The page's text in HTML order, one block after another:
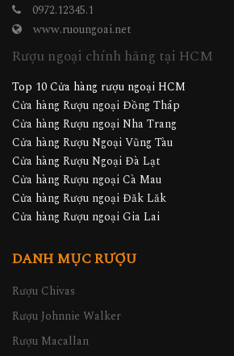
0972.12345.1
www.ruoungoai.net
Rượu ngoại chính hãng tại HCM
Top 10 Cửa hàng rượu ngoại HCM
Cửa hàng Rượu ngoại Đồng Tháp
Cửa hàng Rượu ngoại Nha Trang
Cửa hàng Rượu Ngoại Vũng Tàu
Cửa hàng Rượu Ngoại Đà Lạt
Cửa hàng Rượu ngoại Cà Mau
Cửa hàng Rượu ngoại Đăk Lăk
Cửa hàng Rượu ngoại Gia Lai
DANH MỤC RƯỢU
Rượu Chivas
Rượu Johnnie Walker
Rượu Macallan